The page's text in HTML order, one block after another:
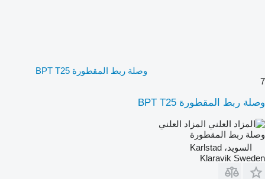
وصلة ربط المقطورة BPT T25
7
وصلة ربط المقطورة BPT T25
المزاد العلني
وصلة ربط المقطورة
السويد، Karlstad
Klaravik Sweden